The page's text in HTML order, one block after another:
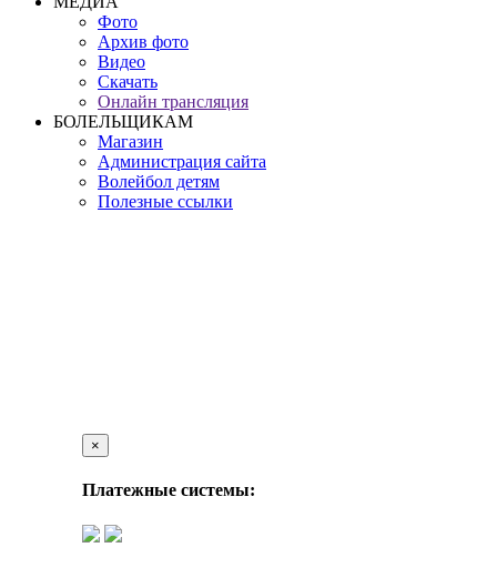
Фото
Архив фото
Видео
Скачать
Онлайн трансляция
БОЛЕЛЬЩИКАМ
Магазин
Администрация сайта
Волейбол детям
Полезные ссылки
×
Платежные системы: